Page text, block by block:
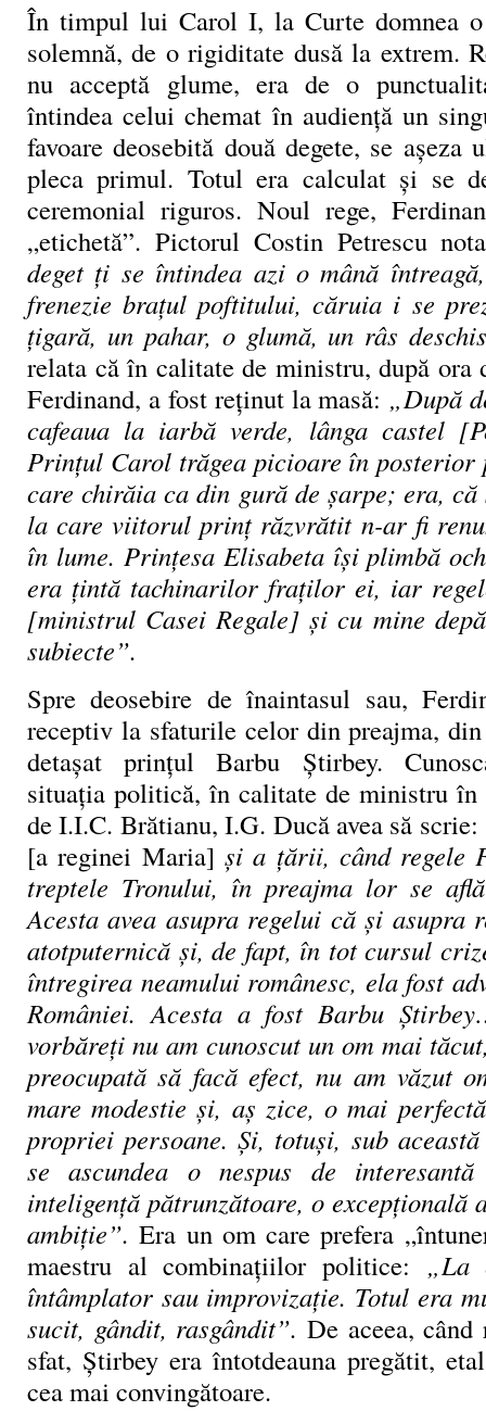
În timpul lui Carol I, la Curte domnea o
solemnă, de o rigiditate dusă la extrem.
nu acceptă glume, era de o
întindea celui chemat în audiență un
favoare deosebită două degete, se
pleca primul. Totul era calculat și se
ceremonial riguros. Noul rege,
„etichetă”. Pictorul Costin Petrescu
deget ți se întindea azi o mână
frenezie brațul poftitului, căruia i se
țigară, un pahar, o glumă, un râs
relata că în calitate de ministru, după ora
Ferdinand, a fost reținut la masă: „După
cafeaua la iarbă verde, lânga castel
Prințul Carol trăgea picioare în
care chirăia ca din gură de șarpe; era,
la care viitorul prinț răzvrătit n-ar fi
în lume. Prințesa Elisabeta își plimbă
era țintă tachinarilor fraților ei, iar
[ministrul Casei Regale] și cu mine
subiecte”.
Spre deosebire de înaintasul sau,
receptiv la sfaturile celor din preajma,
detașat prințul Barbu Știrbey.
situația politică, în calitate de ministru în
de I.I.C. Brătianu, I.G. Ducă avea să scrie:
[a reginei Maria] și a țării, când regele
treptele Tronului, în preajma lor se
Acesta avea asupra regelui că și asupra
atotputernică și, de fapt, în tot cursul
întregirea neamului românesc, ela fost
României. Acesta a fost Barbu
vorbăreți nu am cunoscut un om mai
preocupată să facă efect, nu am văzut
mare modestie și, aș zice, o mai
propriei persoane. Și, totuși, sub
se ascundea o nespus de
inteligență pătrunzătoare, o excepțională
ambiție”. Era un om care prefera
maestru al combinațiilor politice: „La
întâmplator sau improvizație. Totul era
sucit, gândit, rasgândit”. De aceea,
sfat, Știrbey era întotdeauna pregătit,
cea mai convingătoare.